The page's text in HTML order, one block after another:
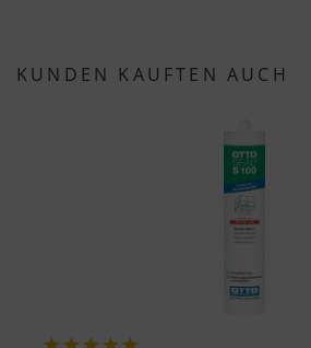
KUNDEN KAUFTEN AUCH
essentiellen Cookies ist freiwillig.
im Fußbereich der Seite finden.
Informationen finden Sie in
Datenschutzbestimmungen.
kontinuierliche Analyse und
Auswertung der Website zu